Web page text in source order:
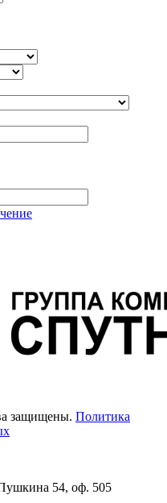
защищены. Политика
54, оф. 505